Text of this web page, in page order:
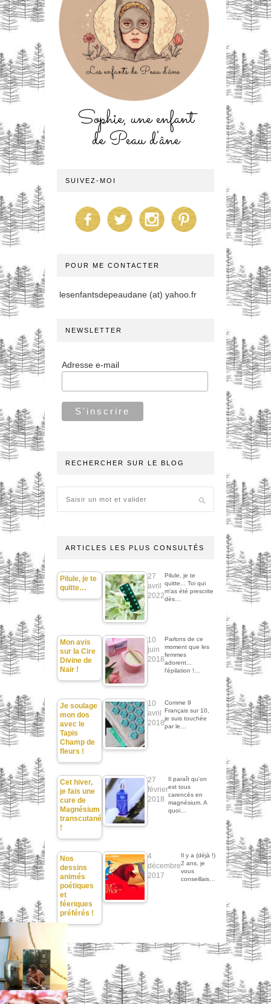
Sophie, une enfant
de Peau d'âne
SUIVEZ-MOI
POUR ME CONTACTER
lesenfantsdepeaudane (at) yahoo.fr
NEWSLETTER
Adresse e-mail
RECHERCHER SUR LE BLOG
ARTICLES LES PLUS CONSULTÉS
Pilule, je te
quitte…
27
avril
2022
Pilule, je te
quitte... Toi qui
m'as été prescrite
dès…
Mon avis
sur la Cire
Divine de
Nair !
10
juin
2018
Parlons de ce
moment que les
femmes
adorent...
l'épilation !…
Je soulage
mon dos
avec le
Tapis
Champ de
fleurs !
10
avril
2018
Comme 9
Français sur 10,
je suis touchée
par le…
Cet hiver,
je fais une
cure de
Magnésium
transcutané
!
27
février
2018
Il paraît qu'on
est tous
carencés en
magnésium. A
quoi…
Nos
dessins
animés
poétiques
et
féeriques
préférés !
4
décembre
2017
Il y a (déjà !)
2 ans, je
vous
conseillais…